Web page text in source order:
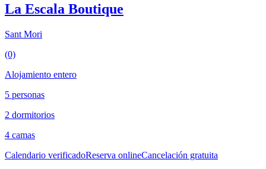
La Escala Boutique
Sant Mori
(0)
Alojamiento entero
5 personas
2 dormitorios
4 camas
Calendario verificadoReserva onlineCancelación gratuita